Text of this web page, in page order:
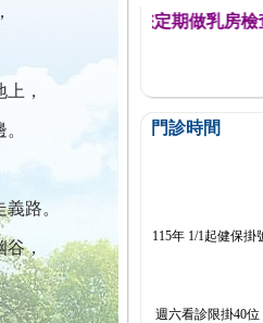
，
路。
，
癌患者,提醒您定期做乳房檢查!
門診時間
115年 1/1起健保掛
週六看診限掛40位